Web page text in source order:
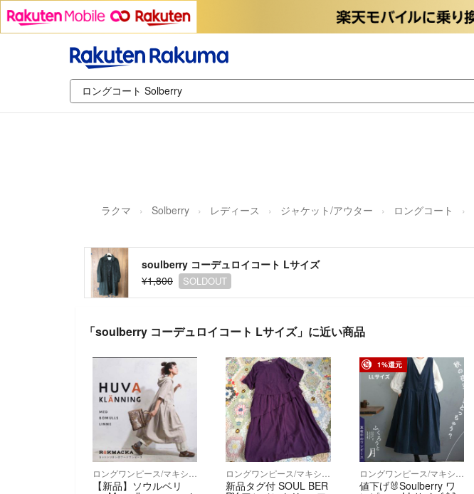
ラクマ Solberry レディース ジャケット/アウター ロングコート
soulberry コーデュロイコート Lサイズ
¥1,800
SOLDOUT
「soulberry コーデュロイコート Lサイズ」に近い商品
【新品】ソウルベリ 新品タグ付 SOUL BER
1%還元
値下げ🐰Soulberry ワ